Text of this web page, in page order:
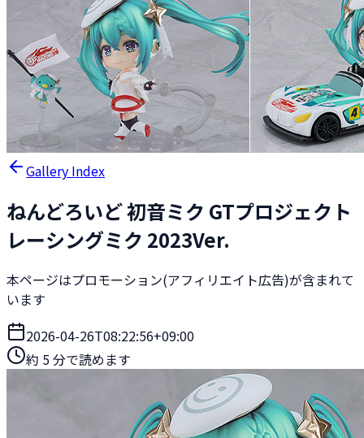
Gallery Index
ねんどろいど 初音ミク GTプロジェクト
レーシングミク 2023Ver.
本ページはプロモーション(アフィリエイト広告)が含まれて
います
2026-04-26T08:22:56+09:00
約 5分で読めます